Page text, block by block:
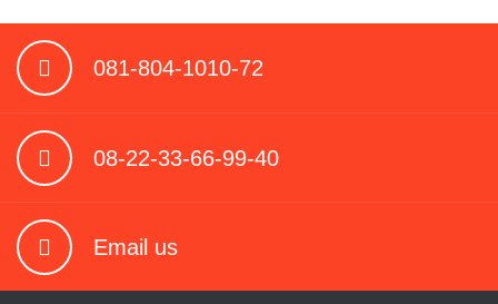
081-804-1010-72
08-22-33-66-99-40
Email us